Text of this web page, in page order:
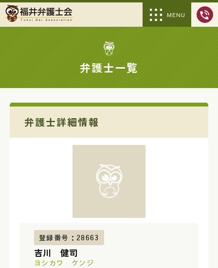
MENU
弁護士一覧
弁護士詳細情報
吉川 健司
ヨシカワ ケンジ
登録番号：28663